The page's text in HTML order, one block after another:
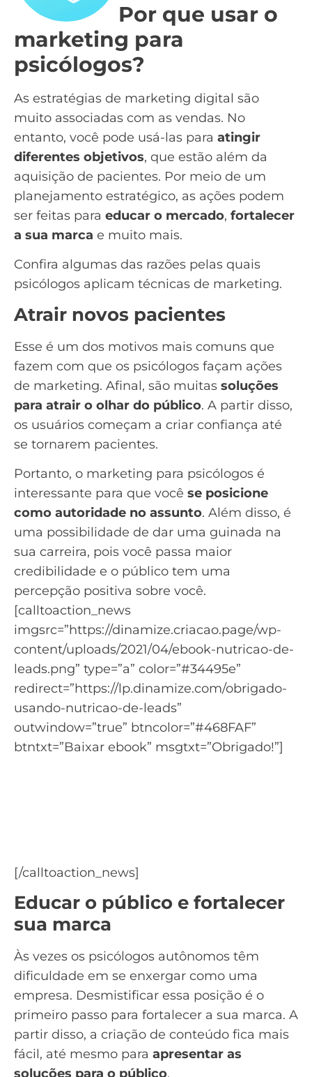
Por que usar o
marketing para
psicólogos?
As estratégias de marketing digital são
muito associadas com as vendas. No
entanto, você pode usá-las para atingir
diferentes objetivos, que estão além da
aquisição de pacientes. Por meio de um
planejamento estratégico, as ações podem
ser feitas para educar o mercado, fortalecer
a sua marca e muito mais.
Confira algumas das razões pelas quais
psicólogos aplicam técnicas de marketing.
Atrair novos pacientes
Esse é um dos motivos mais comuns que
fazem com que os psicólogos façam ações
de marketing. Afinal, são muitas soluções
para atrair o olhar do público. A partir disso,
os usuários começam a criar confiança até
se tornarem pacientes.
Portanto, o marketing para psicólogos é
interessante para que você se posicione
como autoridade no assunto. Além disso, é
uma possibilidade de dar uma guinada na
sua carreira, pois você passa maior
credibilidade e o público tem uma
percepção positiva sobre você.
[calltoaction_news
imgsrc=”https://dinamize.criacao.page/wp-
content/uploads/2021/04/ebook-nutricao-de-
leads.png” type=”a” color=”#34495e”
redirect=”https://lp.dinamize.com/obrigado-
usando-nutricao-de-leads”
outwindow=”true” btncolor=”#468FAF”
btntxt=”Baixar ebook” msgtxt=”Obrigado!”]
[/calltoaction_news]
Educar o público e fortalecer
sua marca
Às vezes os psicólogos autônomos têm
dificuldade em se enxergar como uma
empresa. Desmistificar essa posição é o
primeiro passo para fortalecer a sua marca. A
partir disso, a criação de conteúdo fica mais
fácil, até mesmo para apresentar as
soluções para o público.